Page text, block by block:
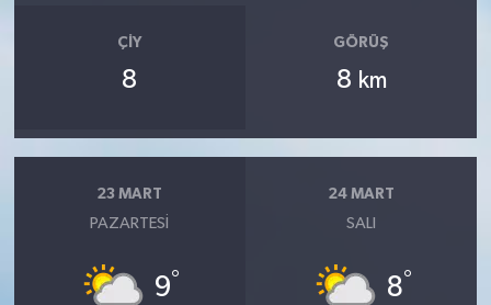
ÇIY
8
GÖRÜŞ
8 km
23 MART
PAZARTESI
9°
24 MART
SALI
8°